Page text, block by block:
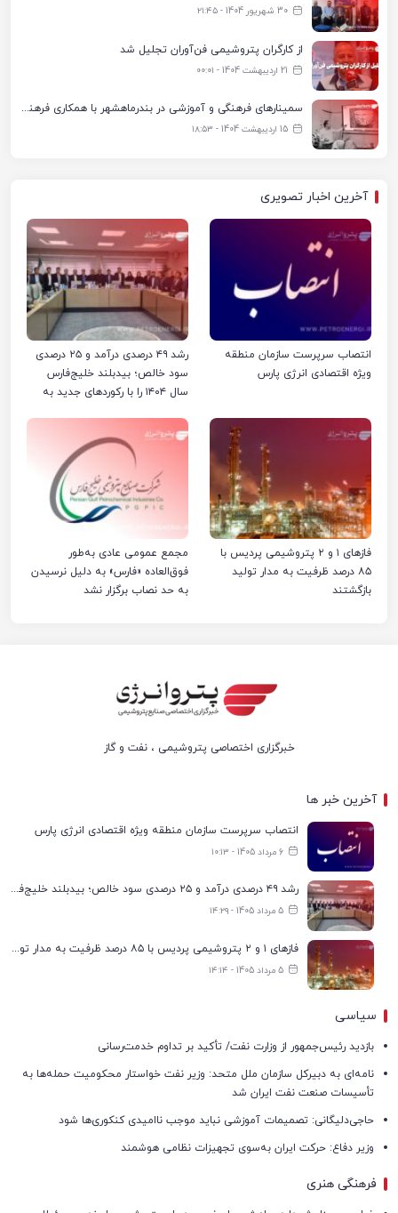
30 شهریور 1404 - ۲۱:۴۵
از کارگران پتروشیمی فن‌آوران تجلیل شد
21 اردیبهشت 1404 - ۰۰:۰۱
سمینارهای فرهنگی و آموزشی در بندرماهشهر با همکاری فرهنگ‌سرای پتروشیمی مارون
15 اردیبهشت 1404 - ۱۸:۵۳
آخرین اخبار تصویری
انتصاب سرپرست سازمان منطقه
ویژه اقتصادی انرژی پارس
رشد ۴۹ درصدی درآمد و ۲۵ درصدی
سود خالص؛ بیدبلند خلیج‌فارس
سال ۱۴۰۴ را با رکوردهای جدید به
فازهای ۱ و ۲ پتروشیمی پردیس با
۸۵ درصد ظرفیت به مدار تولید
بازگشتند
مجمع عمومی عادی به‌طور
فوق‌العاده «فارس» به دلیل نرسیدن
به حد نصاب برگزار نشد
خبرگزاری اختصاصی پتروشیمی ، نفت و گاز
آخرین خبر ها
انتصاب سرپرست سازمان منطقه ویژه اقتصادی انرژی پارس
6 مرداد 1405 - ۱۰:۱۳
رشد ۴۹ درصدی درآمد و ۲۵ درصدی سود خالص؛ بیدبلند خلیج‌فارس سال ۱۴۰۴ را با رکوردهای جدید به پایان رساند
5 مرداد 1405 - ۱۴:۲۹
فازهای ۱ و ۲ پتروشیمی پردیس با ۸۵ درصد ظرفیت به مدار تولید بازگشتند
5 مرداد 1405 - ۱۴:۱۴
سیاسی
بازدید رئیس‌جمهور از وزارت نفت/ تأکید بر تداوم خدمت‌رسانی
نامه‌ای به دبیرکل سازمان ملل متحد: وزیر نفت خواستار محکومیت حمله‌ها به
تأسیسات صنعت نفت ایران شد
حاجی‌دلیگانی: تصمیمات آموزشی نباید موجب ناامیدی کنکوری‌ها شود
وزیر دفاع: حرکت ایران به‌سوی تجهیزات نظامی هوشمند
فرهنگی هنری